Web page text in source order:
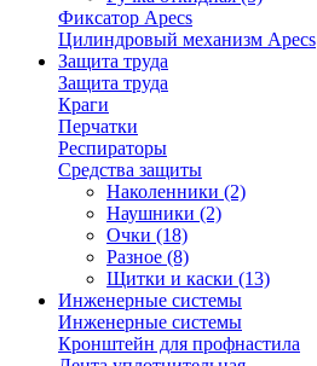
Фиксатор Apecs
Цилиндровый механизм Apecs
Защита труда
Защита труда
Краги
Перчатки
Респираторы
Средства защиты
Наколенники (2)
Наушники (2)
Очки (18)
Разное (8)
Щитки и каски (13)
Инженерные системы
Инженерные системы
Кронштейн для профнастила